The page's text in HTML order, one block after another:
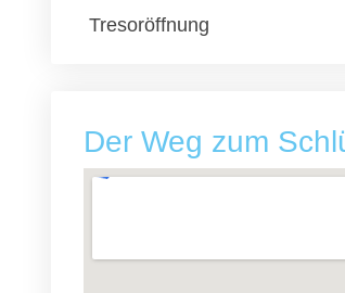
Tresoröffnung
Der Weg zum